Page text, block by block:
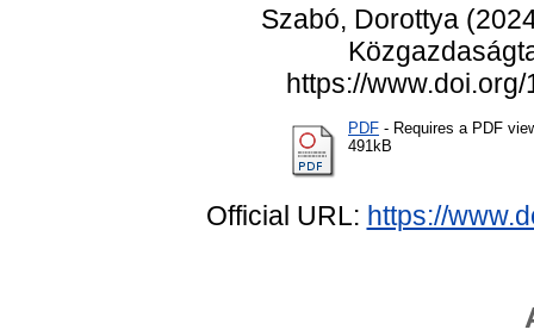
Szabó, Dorottya
https://
PDF - Requires a PDF
491kB
Official URL: https://